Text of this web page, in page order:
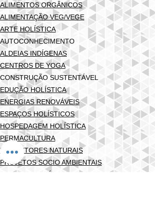
ALIMENTOS ORGÂNICOS
ALIMENTAÇÃO VEG/VEGE
ARTE HOLÍSTICA
AUTOCONHECIMENTO
ALDEIAS INDÍGENAS
CENTROS DE YOGA
CONSTRUÇÃO SUSTENTÁVEL
EDUÇÃO HOLÍSTICA
ENERGIAS RENOVÁVEIS
ESPAÇOS HOLÍSTICOS
HOSPEDAGEM HOLÍSTICA
PERMACULTURA
PRODUTORES NATURAIS
PROJETOS SOCIO AMBIENTAIS
TERAPIAS HOLÍSTICA